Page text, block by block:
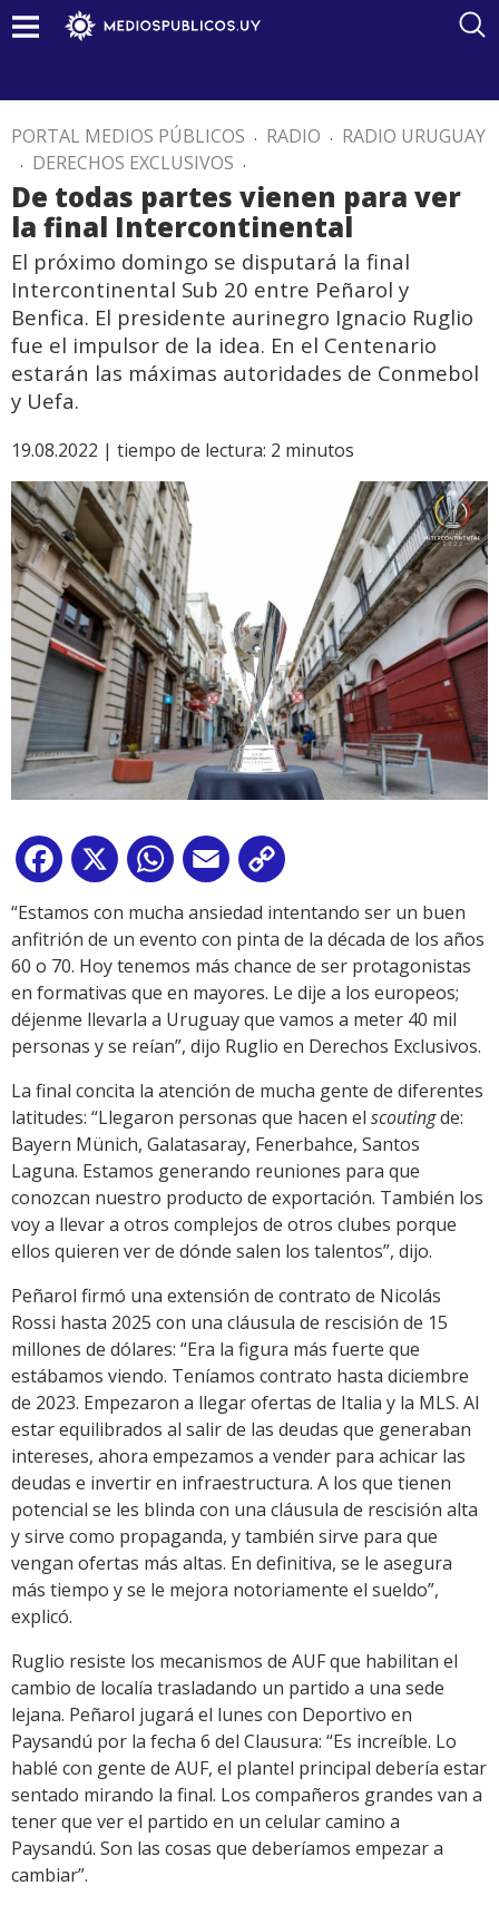
PORTAL MEDIOS PÚBLICOS . RADIO . RADIO URUGUAY
. DERECHOS EXCLUSIVOS .
De todas partes vienen para ver
la final Intercontinental
El próximo domingo se disputará la final
Intercontinental Sub 20 entre Peñarol y
Benfica. El presidente aurinegro Ignacio Ruglio
fue el impulsor de la idea. En el Centenario
estarán las máximas autoridades de Conmebol
y Uefa.
19.08.2022 | tiempo de lectura: 2 minutos
Facebook
X WhatsApp
Email
Link
“Estamos con mucha ansiedad intentando ser un buen
anfitrión de un evento con pinta de la década de los años
60 o 70. Hoy tenemos más chance de ser protagonistas
en formativas que en mayores. Le dije a los europeos;
déjenme llevarla a Uruguay que vamos a meter 40 mil
personas y se reían”, dijo Ruglio en Derechos Exclusivos.
La final concita la atención de mucha gente de diferentes
latitudes: “Llegaron personas que hacen el scoutingde:
Bayern Münich, Galatasaray, Fenerbahce, Santos
Laguna. Estamos generando reuniones para que
conozcan nuestro producto de exportación. También los
voy a llevar a otros complejos de otros clubes porque
ellos quieren ver de dónde salen los talentos”, dijo.
Peñarol firmó una extensión de contrato de Nicolás
Rossi hasta 2025 con una cláusula de rescisión de 15
millones de dólares: “Era la figura más fuerte que
estábamos viendo. Teníamos contrato hasta diciembre
de 2023. Empezaron a llegar ofertas de Italia y la MLS. Al
estar equilibrados al salir de las deudas que generaban
intereses, ahora empezamos a vender para achicar las
deudas e invertir en infraestructura. A los que tienen
potencial se les blinda con una cláusula de rescisión alta
y sirve como propaganda, y también sirve para que
vengan ofertas más altas. En definitiva, se le asegura
más tiempo y se le mejora notoriamente el sueldo”,
explicó.
Ruglio resiste los mecanismos de AUF que habilitan el
cambio de localía trasladando un partido a una sede
lejana. Peñarol jugará el lunes con Deportivo en
Paysandú por la fecha 6 del Clausura: “Es increíble. Lo
hablé con gente de AUF, el plantel principal debería estar
sentado mirando la final. Los compañeros grandes van a
tener que ver el partido en un celular camino a
Paysandú. Son las cosas que deberíamos empezar a
cambiar”.